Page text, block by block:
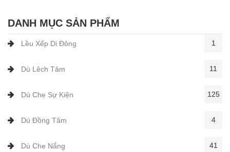
DANH MỤC SẢN PHẨM
Lều Xếp Di Đông 1
Dù Lêch Tâm 11
Dù Che Sự Kiện 125
Dù Đồng Tâm 4
Dù Che Nắng 41